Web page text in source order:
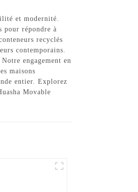
et modernité.
pour répondre à
recyclés
contemporains.
engagement en
maisons
entier. Explorez
Movable